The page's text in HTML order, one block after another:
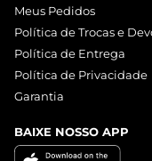
Meus Pedidos
Política de Trocas e
Política de Entrega
Política de Privacidade
Garantia
BAIXE NOSSO APP